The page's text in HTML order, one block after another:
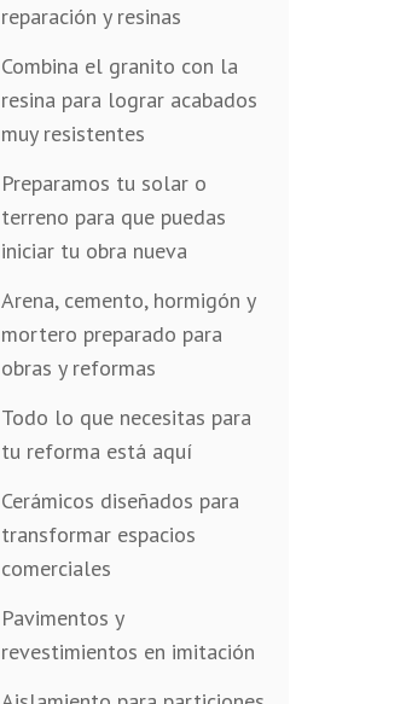
reparación y resinas
Combina el granito con la
resina para lograr acabados
muy resistentes
Preparamos tu solar o
terreno para que puedas
iniciar tu obra nueva
Arena, cemento, hormigón y
mortero preparado para
obras y reformas
Todo lo que necesitas para
tu reforma está aquí
Cerámicos diseñados para
transformar espacios
comerciales
Pavimentos y
revestimientos en imitación